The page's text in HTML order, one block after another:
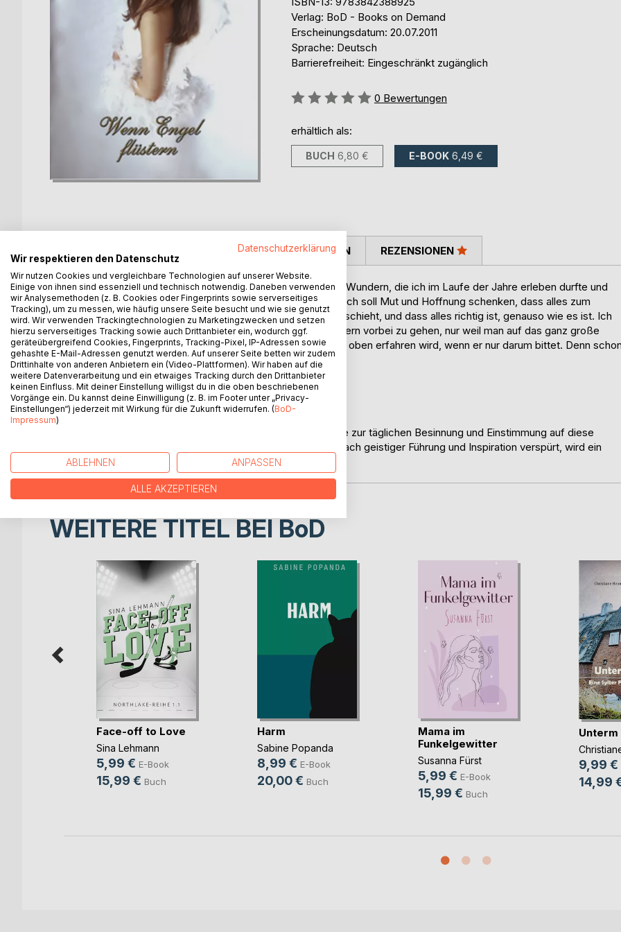
Verlag: BoD - Books on Demand
Erscheinungsdatum: 20.07.2011
Sprache: Deutsch
Barrierefreiheit: Eingeschränkt zugänglich
Bewertung::
0 Bewertungen
erhältlich als:
BUCH 6,80 € E-BOOK 6,49 €
„Wenn Engel flüstern“ erzählt von den kleinen und großen Wundern, die ich im Laufe der Jahre erleben durfte und
deren Geschenk ich mit dem Leser teilen möchte. Das Buch soll Mut und Hoffnung schenken, dass alles zum
richtigen Zeitpunkt und auf die perfekte Art und Weise geschieht, und dass alles richtig ist, genauso wie es ist. Ich
möchte jedem ans Herz legen, nicht an den kleinen Wundern vorbei zu gehen, nur weil man auf das ganz große
Wunder wartet und ich weiß, dass jeder von uns Hilfe von oben erfahren wird, wenn er nur darum bittet. Denn
in der Bibel steht geschrieben:
suchet und ihr werdet finden
klopfet an und es wird euch aufgetan.
Das „Engelgeflüster“ im Anhang des Buches soll eine Hilfe zur täglichen Besinnung und Einstimmung auf diese
Wunderwelt sein. Immer, wenn der Leser das Bedürfnis nach geistiger Führung und Inspiration verspürt, wird ein
Engel herbeieilen, um ihm eine Botschaft zuzuflüstern.
PRESSESTIMMEN REZENSIONEN
WEITERE TITEL BEI BoD
Face-off to Love
Sina Lehmann
5,99 € E-Book
15,99 € Buch
Harm
Sabine Popanda
8,99 € E-Book
20,00 € Buch
Mama im
Funkelgewitter
Susanna Fürst
5,99 € E-Book
15,99 € Buch
Unterm
9,99 €
14,99
Datenschutzerklärung
Wir respektieren den Datenschutz
Wir nutzen Cookies und vergleichbare Technologien auf unserer Website.
Einige von ihnen sind essenziell und technisch notwendig. Daneben verwenden
wir Analysemethoden (z. B. Cookies oder Fingerprints sowie serverseitiges
Tracking), um zu messen, wie häufig unsere Seite besucht und wie sie genutzt
wird. Wir verwenden Trackingtechnologien zu Marketingzwecken und setzen
hierzu serverseitiges Tracking sowie auch Drittanbieter ein, wodurch ggf.
geräteübergreifend Cookies, Fingerprints, Tracking-Pixel, IP-Adressen sowie
gehashte E-Mail-Adressen genutzt werden. Auf unserer Seite betten wir zudem
Drittinhalte von anderen Anbietern ein (Video-Plattformen). Wir haben auf die
weitere Datenverarbeitung und ein etwaiges Tracking durch den Drittanbieter
keinen Einfluss. Mit deiner Einstellung willigst du in die oben beschriebenen
Vorgänge ein. Du kannst deine Einwilligung (z. B. im Footer unter „Privacy-
Einstellungen“) jederzeit mit Wirkung für die Zukunft widerrufen. (BoD-
Impressum)
ABLEHNEN ANPASSEN
ALLE AKZEPTIEREN